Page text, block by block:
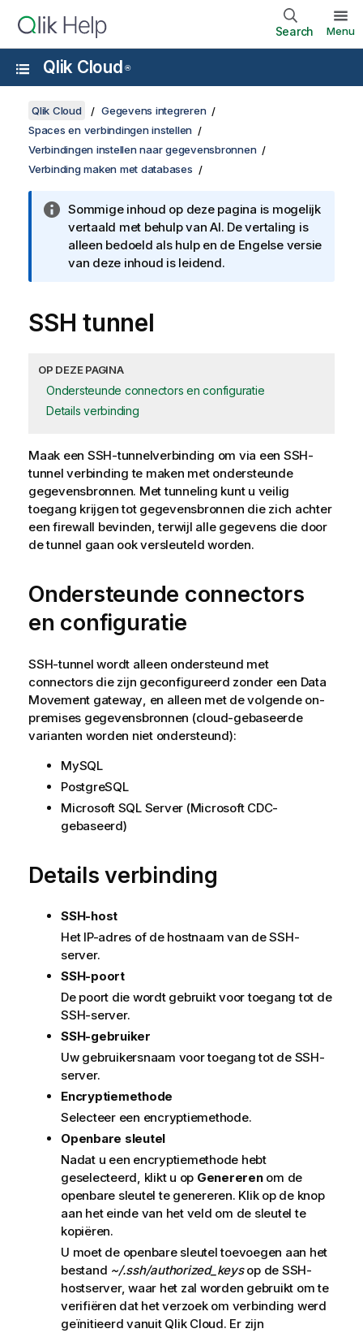
Search Menu
Qlik Cloud ®
Qlik Cloud
Gegevens integreren
Spaces en verbindingen instellen
Verbindingen instellen naar gegevensbronnen
Verbinding maken met databases
Sommige inhoud op deze pagina is mogelijk
vertaald met behulp van AI. De vertaling is
alleen bedoeld als hulp en de Engelse versie
van deze inhoud is leidend.
SSH tunnel
OP DEZE PAGINA
Ondersteunde connectors en configuratie
Details verbinding
Maak een SSH-tunnelverbinding om via een SSH-
tunnel verbinding te maken met ondersteunde
gegevensbronnen. Met tunneling kunt u veilig
toegang krijgen tot gegevensbronnen die zich achter
een firewall bevinden, terwijl alle gegevens die door
de tunnel gaan ook versleuteld worden.
Ondersteunde connectors
en configuratie
SSH-tunnel wordt alleen ondersteund met
connectors die zijn geconfigureerd zonder een Data
Movement gateway , en alleen met de volgende on-
premises gegevensbronnen (cloud-gebaseerde
varianten worden niet ondersteund):
MySQL
PostgreSQL
Microsoft SQL Server (Microsoft CDC-
gebaseerd)
Details verbinding
SSH-host
Het IP-adres of de hostnaam van de SSH-
server.
SSH-poort
De poort die wordt gebruikt voor toegang tot de
SSH-server.
SSH-gebruiker
Uw gebruikersnaam voor toegang tot de SSH-
server.
Encryptiemethode
Selecteer een encryptiemethode.
Openbare sleutel
Nadat u een encryptiemethode hebt
geselecteerd, klikt u op Genereren om de
openbare sleutel te genereren. Klik op de knop
aan het einde van het veld om de sleutel te
kopiëren.
U moet de openbare sleutel toevoegen aan het
bestand ~/.ssh/authorized_keysop de SSH-
hostserver, waar het zal worden gebruikt om te
verifiëren dat het verzoek om verbinding werd
geïnitieerd vanuit QlikCloud. Er zijn